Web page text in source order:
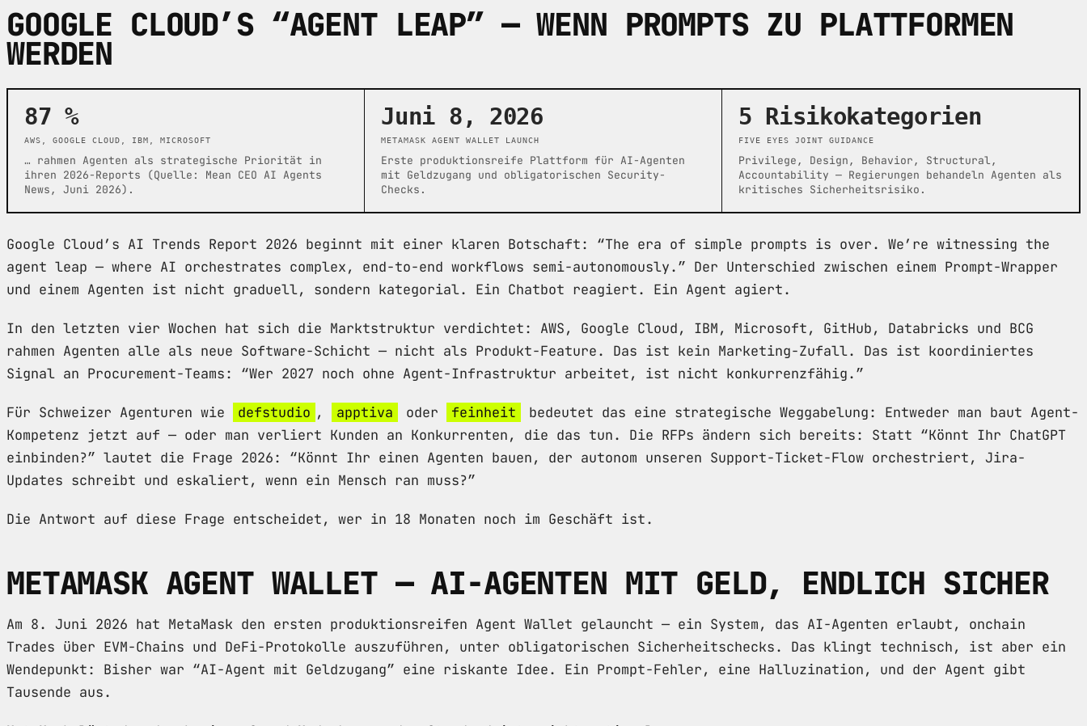
GOOGLE CLOUD’S “AGENT LEAP” — WENN PROMPTS ZU PLATTFORMEN
WERDEN
87 %
AWS, GOOGLE CLOUD, IBM, MICROSOFT
… rahmen Agenten als strategische Priorität in
ihren 2026-Reports (Quelle: Mean CEO AI Agents
News, Juni 2026).
Juni 8, 2026
METAMASK AGENT WALLET LAUNCH
Erste produktionsreife Plattform für AI-Agenten
mit Geldzugang und obligatorischen Security-
Checks.
5 Risikokategorien
FIVE EYES JOINT GUIDANCE
Privilege, Design, Behavior, Structural,
Accountability — Regierungen behandeln Agenten als
kritisches Sicherheitsrisiko.
Google Cloud’s AI Trends Report 2026 beginnt mit einer klaren Botschaft: “The era of simple prompts is over. We’re witnessing the
agent leap — where AI orchestrates complex, end-to-end workflows semi-autonomously.” Der Unterschied zwischen einem Prompt-Wrapper
und einem Agenten ist nicht graduell, sondern kategorial. Ein Chatbot reagiert. Ein Agent agiert.
In den letzten vier Wochen hat sich die Marktstruktur verdichtet: AWS, Google Cloud, IBM, Microsoft, GitHub, Databricks und BCG
rahmen Agenten alle als neue Software-Schicht — nicht als Produkt-Feature. Das ist kein Marketing-Zufall. Das ist koordiniertes
Signal an Procurement-Teams: “Wer 2027 noch ohne Agent-Infrastruktur arbeitet, ist nicht konkurrenzfähig.”
Für Schweizer Agenturen wie defstudio , apptiva oder feinheit
bedeutet das eine strategische Weggabelung: Entweder man baut Agent-
Kompetenz jetzt auf — oder man verliert Kunden an Konkurrenten, die das tun. Die RFPs ändern sich bereits: Statt “Könnt Ihr ChatGPT
einbinden?” lautet die Frage 2026: “Könnt Ihr einen Agenten bauen, der autonom unseren Support-Ticket-Flow orchestriert, Jira-
Updates schreibt und eskaliert, wenn ein Mensch ran muss?”
Die Antwort auf diese Frage entscheidet, wer in 18 Monaten noch im Geschäft ist.
METAMASK AGENT WALLET — AI-AGENTEN MIT GELD, ENDLICH SICHER
Am 8. Juni 2026 hat MetaMask den ersten produktionsreifen Agent Wallet gelauncht — ein System, das AI-Agenten erlaubt, onchain
Trades über EVM-Chains und DeFi-Protokolle auszuführen, unter obligatorischen Sicherheitschecks. Das klingt technisch, ist aber ein
Wendepunkt: Bisher war “AI-Agent mit Geldzugang” eine riskante Idee. Ein Prompt-Fehler, eine Halluzination, und der Agent gibt
Tausende aus.